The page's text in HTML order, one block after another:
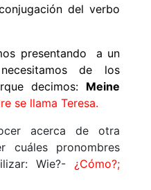
del verbo
presentando a un
de los
decimos: Meine
se llama Teresa.
acerca de otra
cuáles pronombres
Wie?- ¿Cómo?;